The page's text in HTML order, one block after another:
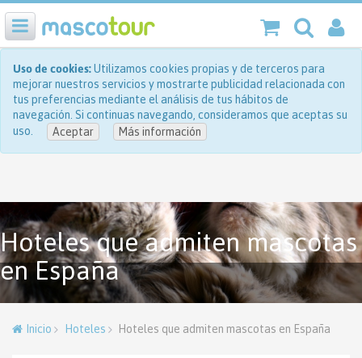
Uso de cookies:Utilizamos cookies propias y de terceros para
mejorar nuestros servicios y mostrarte publicidad relacionada con
tus preferencias mediante el análisis de tus hábitos de
navegación. Si continuas navegando, consideramos que aceptas su
uso.
Aceptar Más información
Hoteles que admiten mascotas
en España
Inicio Hoteles Hoteles que admiten mascotas en España